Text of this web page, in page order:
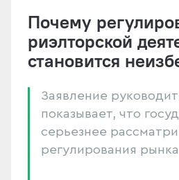
Почему
риэлторской
становится
Заявление
показывает, что
серьезнее
регулирования